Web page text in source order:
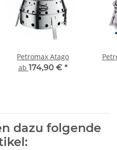
Petromax Atago
ab 174,90 € *
dazu folgende